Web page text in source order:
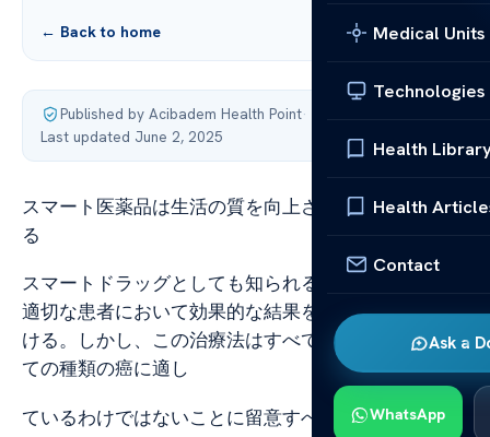
Medical Units
Technologies
Health
Health
Contact
Ask a
WhatsApp
← Back to home
Published by Acibadem Health Point·
Last updated June 2, 2025
スマート医薬品は生活の質を向上させることができ
る
スマートドラッグとしても知られる標的薬物療法は、
適切な患者において効果的な結果を 達成するのを助
ける。しかし、この治療法はすべての患者およびすべ
ての種類の癌に適し
ているわけではないことに留意すべきである。